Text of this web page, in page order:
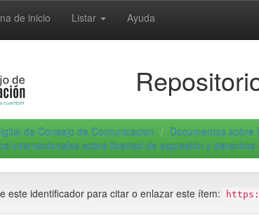
de inicio Listar Ayuda
de Consejo de Comunicacion
Documentos sobre
internacionales sobre libertad de expresión y derechos
este identificador para citar o enlazar este ítem: